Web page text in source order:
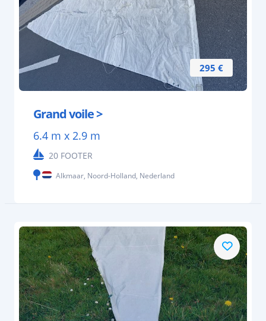
295 €
Grand voile >
6.4 m x 2.9 m
20 FOOTER
Alkmaar, Noord-Holland, Nederland